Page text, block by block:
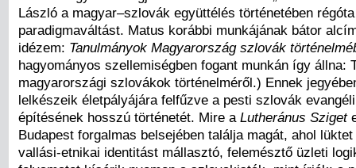
László a magyar–szlovák együttélés történetében
paradigmaváltást. Matus korábbi munkájának bátor
idézem: Tanulmányok Magyarország szlovák
hagyományos szellemiségben fogant munkán így állna:
magyarországi szlovákok történelméről.) Ennek
lelkészeik életpályájára felfűzve a pesti szlovák
építésének hosszú történetét. Mire a Lutheránus Sziget
Budapest forgalmas belsejében találja magát, ahol
vallási-etnikai identitást mállasztó, felemésztő üzleti